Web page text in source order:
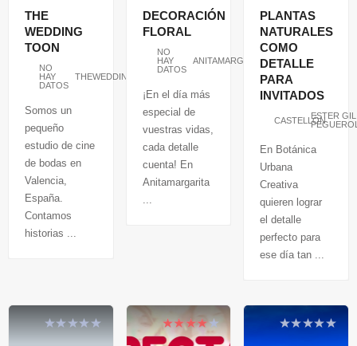
THE
WEDDING
TOON
NO
HAY
DATOS
THEWEDDINGTOON
Somos un
pequeño
estudio de cine
de bodas en
Valencia,
España.
Contamos
historias ...
DECORACIÓN
FLORAL
NO
HAY
DATOS
ANITAMARGARITA
¡En el día más
especial de
vuestras vidas,
cada detalle
cuenta! En
Anitamargarita
...
PLANTAS
NATURALES
COMO
DETALLE
PARA
INVITADOS
CASTELLÓNESTER GIL
En Botánica
Urbana
Creativa
quieren lograr
el detalle
perfecto para
ese día tan ...